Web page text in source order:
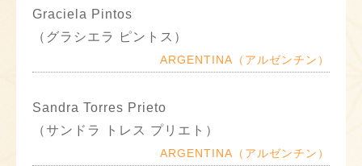
Graciela Pintos
（グラシエラ ピントス）
ARGENTINA（アルゼンチン）
Sandra Torres Prieto
（サンドラ トレス プリエト）
ARGENTINA（アルゼンチン）